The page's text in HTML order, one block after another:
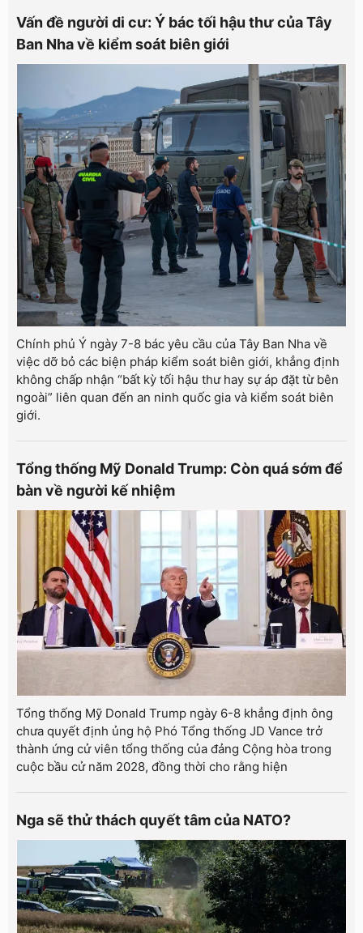
Vấn đề người di cư: Ý bác tối hậu thư của Tây
Ban Nha về kiểm soát biên giới
Chính phủ Ý ngày 7-8 bác yêu cầu của Tây Ban Nha về
việc dỡ bỏ các biện pháp kiểm soát biên giới, khẳng định
không chấp nhận “bất kỳ tối hậu thư hay sự áp đặt từ bên
ngoài” liên quan đến an ninh quốc gia và kiểm soát biên
giới.
Tổng thống Mỹ Donald Trump: Còn quá sớm để
bàn về người kế nhiệm
Tổng thống Mỹ Donald Trump ngày 6-8 khẳng định ông
chưa quyết định ủng hộ Phó Tổng thống JD Vance trở
thành ứng cử viên tổng thống của đảng Cộng hòa trong
cuộc bầu cử năm 2028, đồng thời cho rằng hiện
Nga sẽ thử thách quyết tâm của NATO?